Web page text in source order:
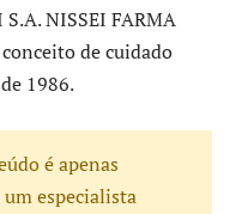
NISSEI FARMA
de cuidado
1986.
é apenas
especialista